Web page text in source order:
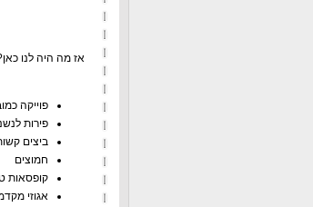
אז מה היה לנו
פוייקה
פירות
ביצים
חמוצים
קופסאות
אגוזי